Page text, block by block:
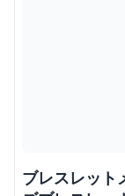
ブレスレット